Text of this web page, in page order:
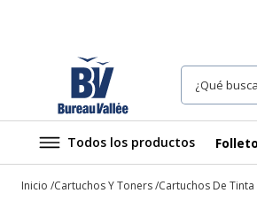
Todos los productos
Inicio Cartuchos Y Toners Cartuchos De